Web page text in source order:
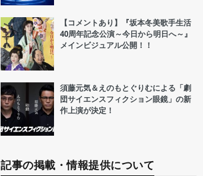
【コメントあり】『坂本冬美歌手生活
40周年記念公演～今日から明日へ～』
メインビジュアル公開！！
須藤元気＆えのもとぐりむによる「劇
団サイエンスフィクション眼鏡」の新
作上演が決定！
記事の掲載・情報提供について